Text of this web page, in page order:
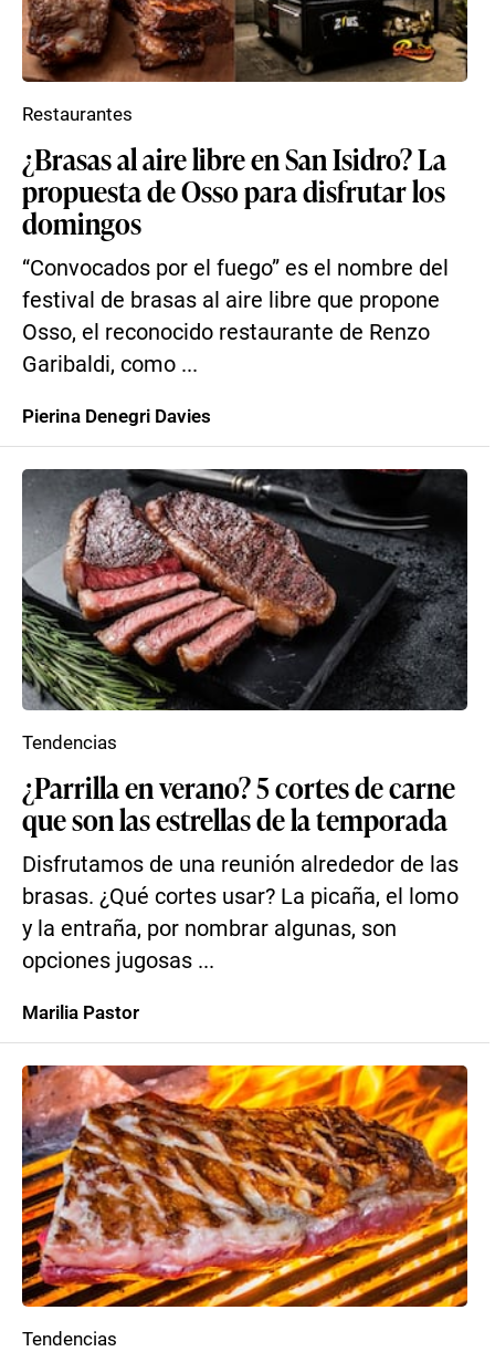
¿Brasas al aire libre en San Isidro? La
propuesta de Osso para disfrutar los
domingos
“Convocados por el fuego” es el nombre del
festival de brasas al aire libre que propone
Osso, el reconocido restaurante de Renzo
Garibaldi, como ...
Restaurantes
Pierina Denegri Davies
¿Parrilla en verano? 5 cortes de carne
que son las estrellas de la temporada
Disfrutamos de una reunión alrededor de las
brasas. ¿Qué cortes usar? La picaña, el lomo
y la entraña, por nombrar algunas, son
opciones jugosas ...
Tendencias
Marilia Pastor
Tendencias